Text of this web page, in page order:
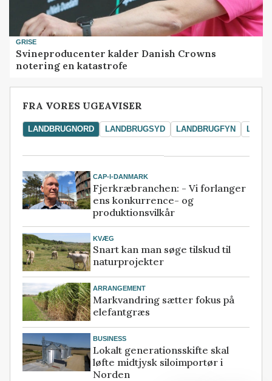
GRISE
Svineproducenter kalder Danish Crowns
notering en katastrofe
FRA VORES UGEAVISER
LANDBRUGNORD LANDBRUGSYD LANDBRUGFYN
CAP-I-DANMARK
Fjerkræbranchen: - Vi forlanger
ens konkurrence- og
produktionsvilkår
KVÆG
Snart kan man søge tilskud til
naturprojekter
ARRANGEMENT
Markvandring sætter fokus på
elefantgræs
BUSINESS
Lokalt generationsskifte skal
løfte midtjysk siloimportør i
Norden